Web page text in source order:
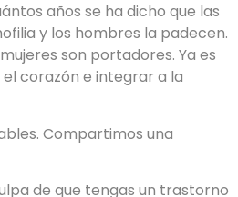
años se ha dicho que las
y los hombres la padecen.
son portadores. Ya es
corazón e integrar a la
Compartimos una
de que tengas un trastorno